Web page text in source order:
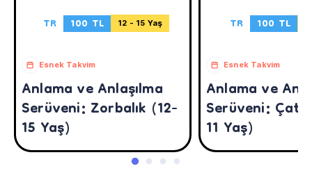
TR 100 TL 12 - 15 Yaş
Esnek Takvim
Anlama ve Anlaşılma
Serüveni: Zorbalık (12-
15 Yaş)
TR 100 TL
Esnek Takvim
Anlama ve
Serüveni:
11 Yaş)